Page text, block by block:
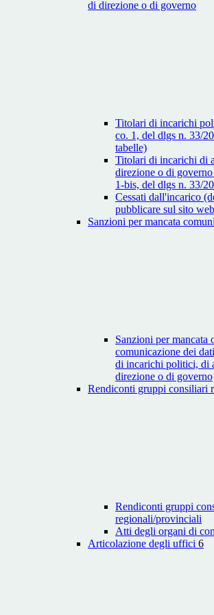
di direzione o di governo
Titolari di incarichi
co. 1, del dlgs n. 33/
tabelle)
Titolari di incarichi di
direzione o di
1-bis, del dlgs n. 33/
Cessati dall'incarico
pubblicare sul sito
Sanzioni per mancata
Sanzioni per mancata
comunicazione dei
di incarichi politici, di
direzione o di governo
Rendiconti gruppi consiliari
Rendiconti gruppi
regionali/provinciali
Atti degli organi di
Articolazione degli uffici 6